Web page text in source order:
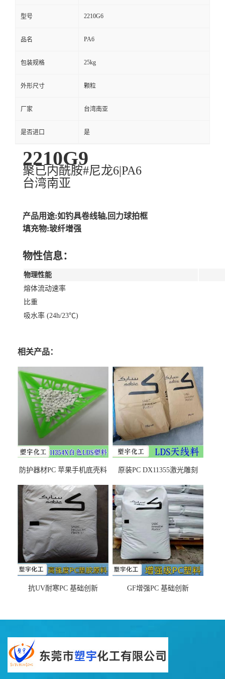
型号 2210G6
品名 PA6
包装规格 25kg
外形尺寸 颗粒
厂家 台湾南亚
是否进口 是
2210G9
聚已内酰胺#尼龙6|PA6
台湾南亚
产品用途:如钓具卷线轴,回力球拍框
填充物:玻纤增强
物性信息：
物理性能
熔体流动速率
比重
吸水率 (24h/23℃)
相关产品：
防护器材PC 苹果手机底壳料
之忧
原装PC DX11355激光雕刻
抗UV耐寒PC 基础创新
GF增强PC 基础创新